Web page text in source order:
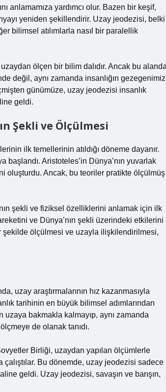
anlamamıza yardımcı olur. Bazen bir keşif,
yeniden şekillendirir. Uzay jeodezisi, belki
bilimsel atılımlarla nasıl bir paralellik
ölçen bir bilim dalıdır. Ancak bu
değil, aynı zamanda insanlığın
günümüze, uzay jeodezisi insanlık
geldi.
Şekli ve Ölçülmesi
ilk temellerinin atıldığı döneme dayanır.
başlandı. Aristoteles’in Dünya’nın yuvarlak
oluşturdu. Ancak, bu teoriler pratikte ölçülmüş
şekli ve fiziksel özelliklerini anlamak için ilk
ve Dünya’nın şekli üzerindeki etkilerini
şekilde ölçülmesi ve uzayla ilişkilendirilmesi,
uzay araştırmalarının hız kazanmasıyla
tarihinin en büyük bilimsel adımlarından
uzaya bakmakla kalmayıp, aynı zamanda
de olanak tanıdı.
Birliği, uzaydan yapılan ölçümlerle
çalıştılar. Bu dönemde, uzay jeodezisi sadece
geldi. Uzay jeodezisi, savaşın ve barışın,